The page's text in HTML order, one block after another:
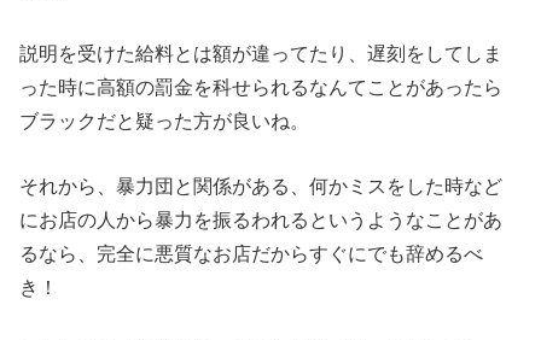
説明を受けた給料とは額が違ってたり、遅刻をしてしま
った時に高額の罰金を科せられるなんてことがあったら
ブラックだと疑った方が良いね。
それから、暴力団と関係がある、何かミスをした時など
にお店の人から暴力を振るわれるというようなことがあ
るなら、完全に悪質なお店だからすぐにでも辞めるべ
き！